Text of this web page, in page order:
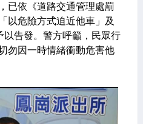
已依《道路交通管理處罰
以危險方式迫近他車」及
告發。警方呼籲，民眾行
勿因一時情緒衝動危害他